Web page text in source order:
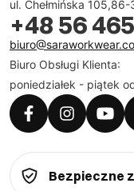
ul. Chełmińska
+48 56
Biuro Obsługi Klienta:
poniedziałek - piątek
Bezpieczne